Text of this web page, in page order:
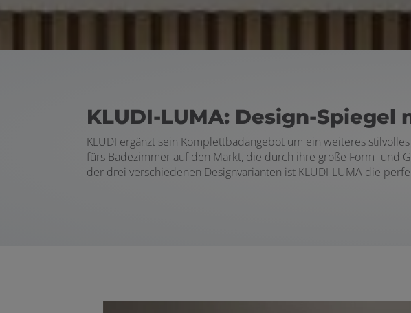
KLUDI-LUMA: Design-
KLUDI ergänzt sein Komplettbadangebot um ein weiteres
fürs Badezimmer auf den Markt, die durch ihre große Form- und
der drei verschiedenen Designvarianten ist KLUDI-LUMA die